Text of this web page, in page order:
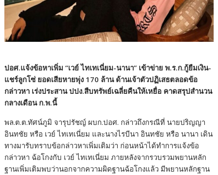
ปอศ.แจ้งข้อหาเพิ่ม “เวย์ ไทเทเนี่ยม-นานา” เข้าข่าย พ.ร.ก.กู้ยืมเงิน-
แชร์ลูกโซ่ ยอดเสียหายพุ่ง 170 ล้าน ด้านเจ้าตัวปฏิเสธตลอดข้อ
กล่าวหา เร่งประสาน ปปง.สืบทรัพย์เฉลี่ยคืนให้เหยื่อ คาดสรุปสำนวน
กลางเดือน ก.พ.นี้
พล.ต.ต.ทัศน์ภูมิ จารุปรัชญ์ ผบก.ปอศ. กล่าวถึงกรณีที่ นายปริญญา
อินทชัย หรือ เวย์ ไทเทเนี่ยม และนางไรบีนา อินทชัย หรือ นานา เดิน
ทางมารับทราบข้อกล่าวหาเพิ่มเติมว่า ก่อนหน้าได้ทำการแจ้งข้อ
กล่าวหา ฉ้อโกงกับ เวย์ ไทเทเนี่ยม ภายหลังจากรวบรวมพยานหลัก
ฐานเพิ่มเติมพบว่านอกจากความผิดฐานฉ้อโกงแล้ว มีพยานหลักฐาน